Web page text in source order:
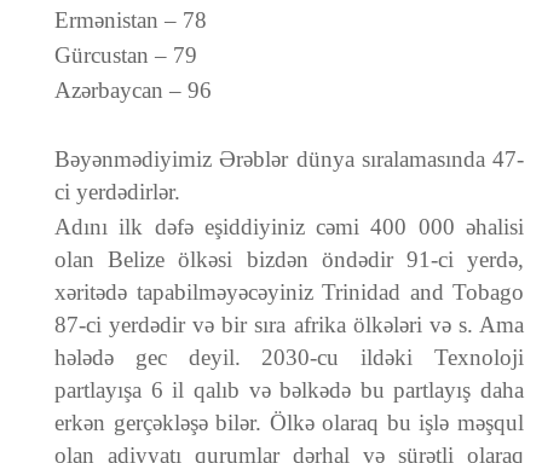
Ermənistan – 78
Gürcustan – 79
Azərbaycan – 96
Bəyənmədiyimiz Ərəblər dünya sıralamasında 47-
ci yerdədirlər.
Adını ilk dəfə eşiddiyiniz cəmi 400 000 əhalisi
olan Belize ölkəsi bizdən öndədir 91-ci yerdə,
xəritədə tapabilməyəcəyiniz Trinidad and Tobago
87-ci yerdədir və bir sıra afrika ölkələri və s. Ama
hələdə gec deyil. 2030-cu ildəki Texnoloji
partlayışa 6 il qalıb və bəlkədə bu partlayış daha
erkən gerçəkləşə bilər. Ölkə olaraq bu işlə məşqul
olan adiyyatı qurumlar dərhal və sürətli olaraq